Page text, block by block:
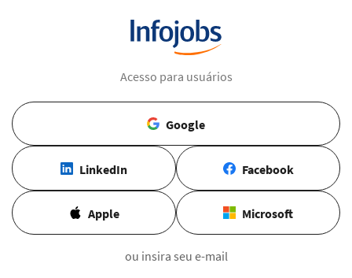
Acesso para usuários
Google
LinkedIn Facebook
Apple Microsoft
ou insira seu e-mail